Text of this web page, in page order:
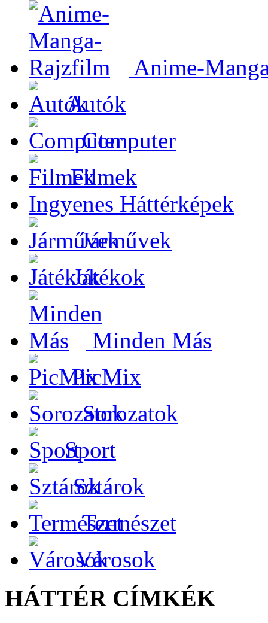
Anime-
Autók
Computer
Filmek
Ingyenes Háttérképek
Járművek
Játékok
Minden Más
PicMix
Sorozatok
Sport
Sztárok
Természet
Városok
HÁTTÉR CÍMKÉK